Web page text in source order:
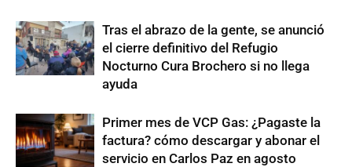
Tras el abrazo de la gente, se anunció
el cierre definitivo del Refugio
Nocturno Cura Brochero si no llega
ayuda
Primer mes de VCP Gas: ¿Pagaste la
factura? cómo descargar y abonar el
servicio en Carlos Paz en agosto